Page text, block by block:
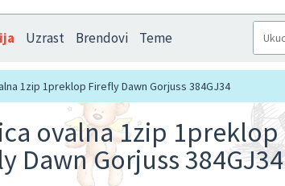
Uzrast Brendovi Teme
1zip 1preklop Firefly Dawn Gorjuss 384GJ34
ovalna 1zip 1preklop
Dawn Gorjuss 384GJ34